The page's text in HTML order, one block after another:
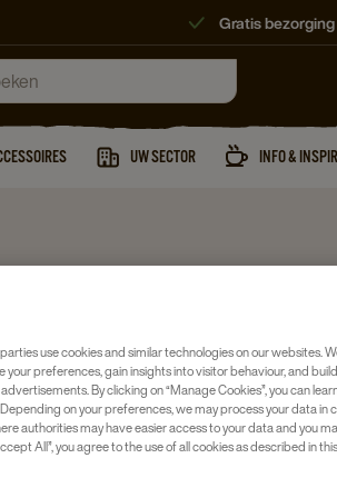
Gratis
UW SECTOR INFO &
use cookies and similar technologies on our websites.
your preferences, gain insights into visitor behaviour, and
By clicking on “Manage Cookies”, you can
on your preferences, we may process your data
authorities may have easier access to your data and you
All”, you agree to the use of all cookies as described in